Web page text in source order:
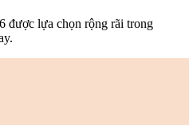
được lựa chọn rộng rãi trong